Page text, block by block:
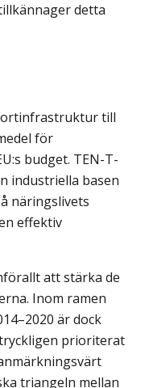
detta
till
för
budget. TEN-T-
industriella basen
näringslivets
effektiv
att stärka de
Inom ramen
är dock
prioriterat
triangeln mellan